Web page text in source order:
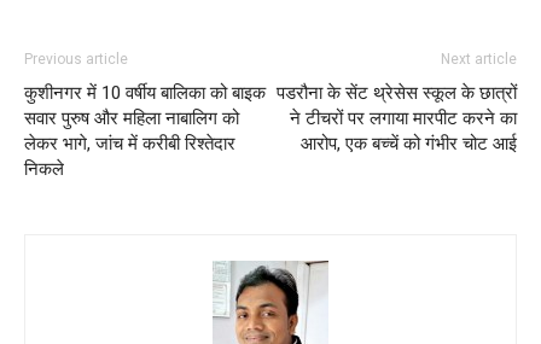
Previous article
कुशीनगर में 10 वर्षीय बालिका को बाइक
सवार पुरुष और महिला नाबालिग को
लेकर भागे, जांच में करीबी रिश्तेदार
निकले
Next article
पडरौना के सेंट थ्रेसेस स्कूल के छात्रों
ने टीचरों पर लगाया मारपीट करने का
आरोप, एक बच्चें को गंभीर चोट आई